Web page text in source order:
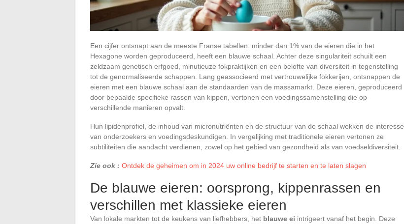
Een cijfer ontsnapt aan de meeste Franse tabellen: minder dan 1% van de eieren die in het
Hexagone worden geproduceerd, heeft een blauwe schaal. Achter deze singulariteit schuilt een
zeldzaam genetisch erfgoed, minutieuze fokpraktijken en een belofte van diversiteit in tegenstelling
tot de genormaliseerde schappen. Lang geassocieerd met vertrouwelijke fokkerijen, ontsnappen de
eieren met een blauwe schaal aan de standaarden van de massamarkt. Deze eieren, geproduceerd
door bepaalde specifieke rassen van kippen, vertonen een voedingssamenstelling die op
verschillende manieren opvalt.
Hun lipidenprofiel, de inhoud van micronutriënten en de structuur van de schaal wekken de interesse
van onderzoekers en voedingsdeskundigen. In vergelijking met traditionele eieren vertonen ze
subtiliteiten die aandacht verdienen, zowel op het gebied van gezondheid als van voedseldiversiteit.
Zie ook : Ontdek de geheimen om in 2024 uw online bedrijf te starten en te laten slagen
De blauwe eieren: oorsprong, kippenrassen en
verschillen met klassieke eieren
Van lokale markten tot de keukens van liefhebbers, het blauwe ei intrigeert vanaf het begin. Deze